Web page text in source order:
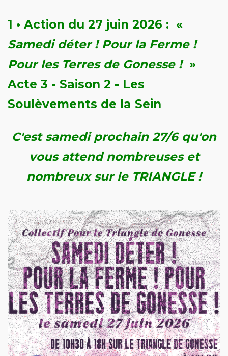
1 • Action du 27 juin 2026 : «
Samedi déter ! Pour la Ferme !
Pour les Terres de Gonesse ! »
Acte 3 - Saison 2 - Les
Soulèvements de la Sein
C'est samedi prochain 27/6 qu'on
vous attend nombreuses et
nombreux sur le TRIANGLE !